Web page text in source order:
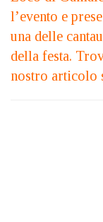
l’evento e
una delle
della festa.
nostro articolo